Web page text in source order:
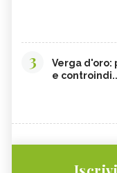
3
Verga d'oro:
e